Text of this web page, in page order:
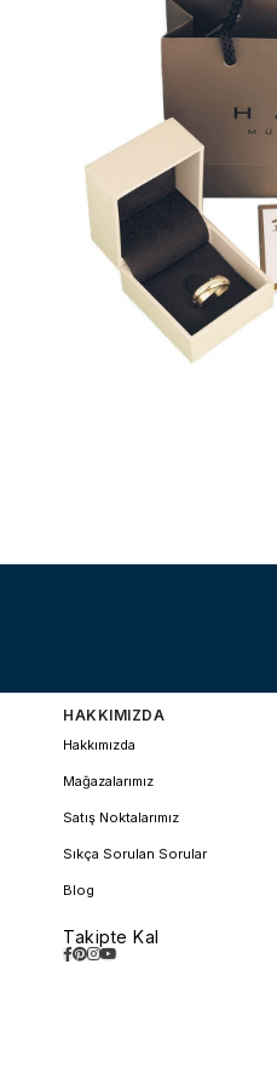
HAKKIMIZDA
Hakkımızda
Mağazalarımız
Satış Noktalarımız
Sıkça Sorulan Sorular
Blog
Takipte Kal